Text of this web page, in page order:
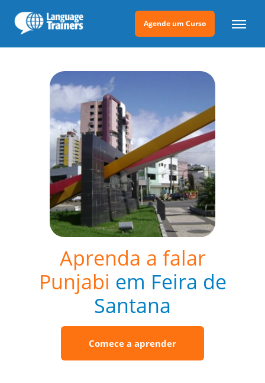
Agende um Curso
Aprenda a falar
Punjabi em Feira de
Santana
Comece a aprender